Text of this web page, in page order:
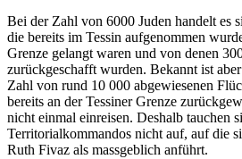
Bei der Zahl von 6000 Juden handelt es
die bereits im Tessin aufgenommen
Grenze gelangt waren und von denen
zurückgeschafft wurden. Bekannt ist
Zahl von rund 10 000 abgewiesenen
bereits an der Tessiner Grenze
nicht einmal einreisen. Deshalb tauchen
Territorialkommandos nicht auf, auf die
Ruth Fivaz als massgeblich anführt.